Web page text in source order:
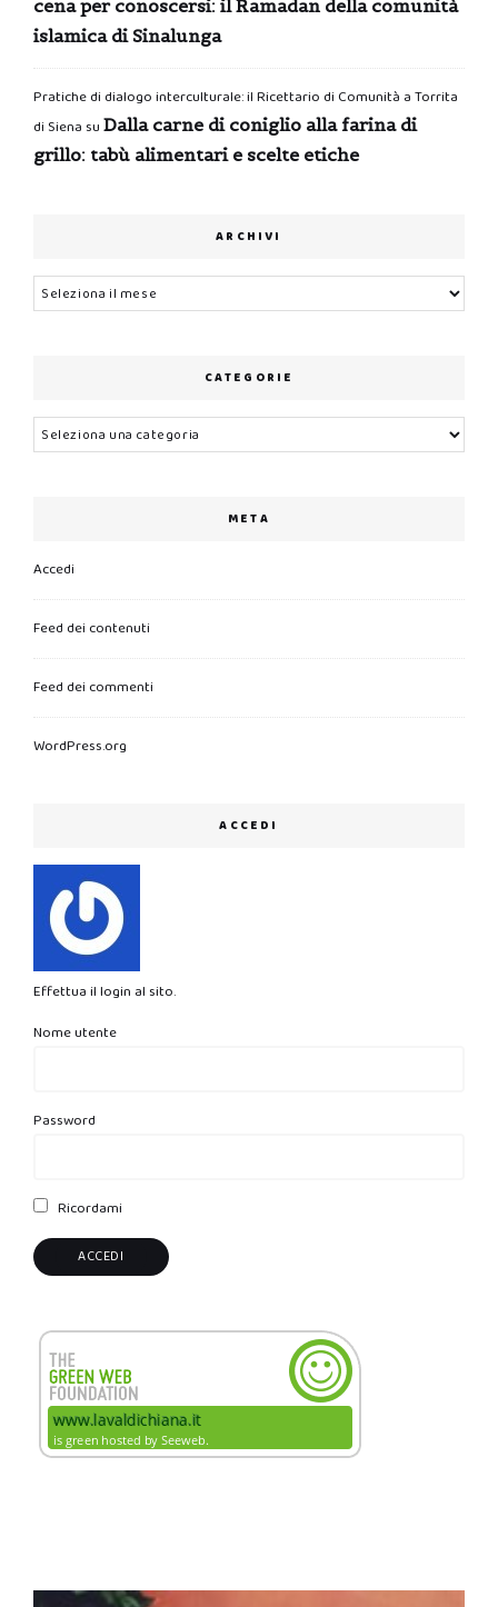
cena per conoscersi: il Ramadan della comunità
islamica di Sinalunga
Pratiche di dialogo interculturale: il Ricettario di Comunità a Torrita
di Siena su Dalla carne di coniglio alla farina di
grillo: tabù alimentari e scelte etiche
ARCHIVI
Archivi
CATEGORIE
Categorie
META
Accedi
Feed dei contenuti
Feed dei commenti
WordPress.org
ACCEDI
Effettua il login al sito.
Nome utente
Password
Ricordami